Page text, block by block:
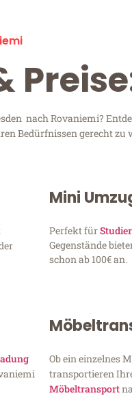
nach Rovaniemi?
Bedürfnissen gerecht
Mini
Perfekt für
Gegenstände
schon ab 100€ an.
Ob ein einzelnes
transportieren
Möbeltransport